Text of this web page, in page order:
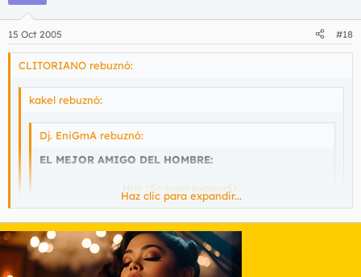
15 Oct 2005 #18
CLITORIANO rebuznó:
kakel rebuznó:
Dj. EniGmA rebuznó:
EL MEJOR AMIGO DEL HOMBRE:
Haz clic para expandir...
Te equivocas Haz clic para expandir...
Haz clic para expandir...